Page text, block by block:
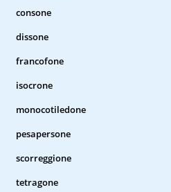
consone
dissone
francofone
isocrone
monocotiledone
pesapersone
scorreggione
tetragone